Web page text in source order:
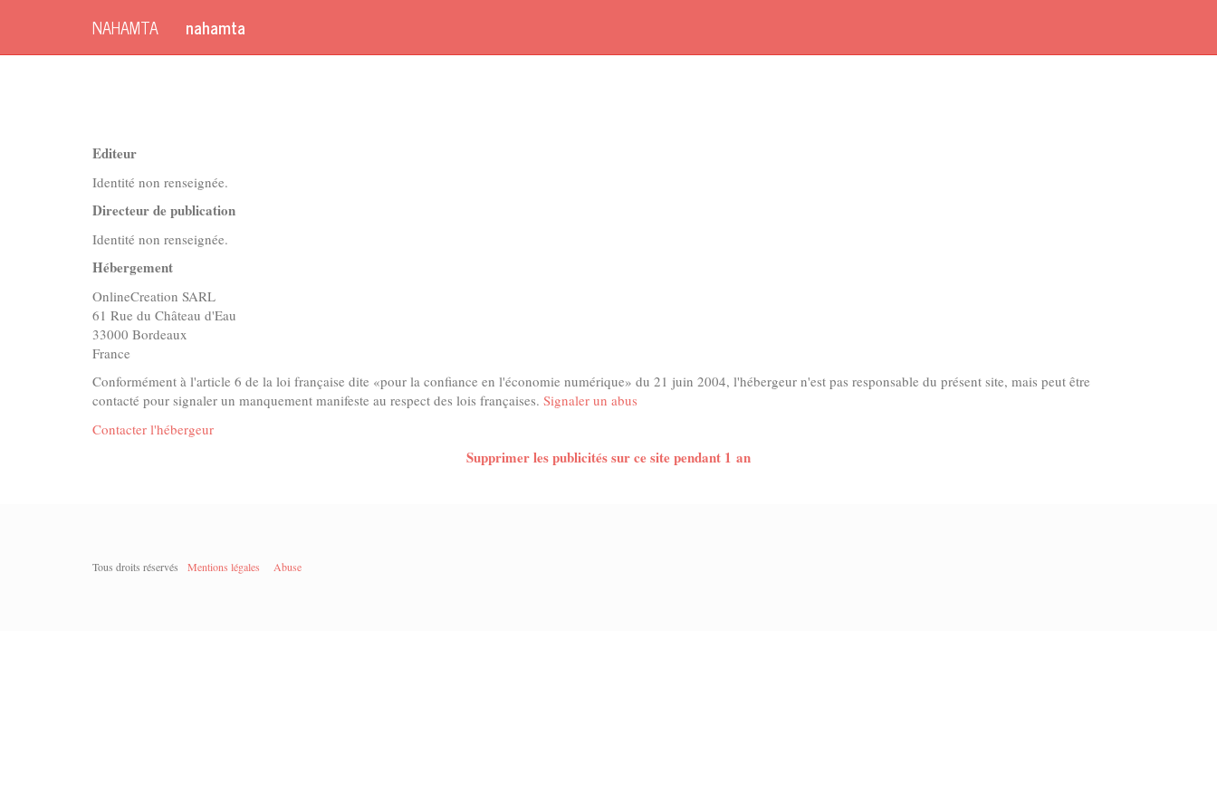
NAHAMTA nahamta
Editeur
Identité non renseignée.
Directeur de publication
Identité non renseignée.
Hébergement
OnlineCreation SARL
61 Rue du Château d'Eau
33000 Bordeaux
France
Conformément à l'article 6 de la loi française dite «pour la confiance en l'économie numérique» du 21 juin 2004, l'hébergeur n'est pas responsable du présent site, mais peut être
contacté pour signaler un manquement manifeste au respect des lois françaises. Signaler un abus
Contacter l'hébergeur
Supprimer les publicités sur ce site pendant 1 an
Tous droits réservés Mentions légales Abuse